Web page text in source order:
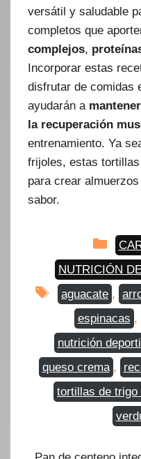
versátil y saludable
completos que
complejos,
Incorporar estas
disfrutar de comidas
ayudarán a
la recuperación
entrenamiento. Ya
frijoles, estas
para crear
sabor.
NUTRICIÓN
Etiquetas
aguacate ,
espinacas ,
nutrición
queso crema ,
tortillas de trigo